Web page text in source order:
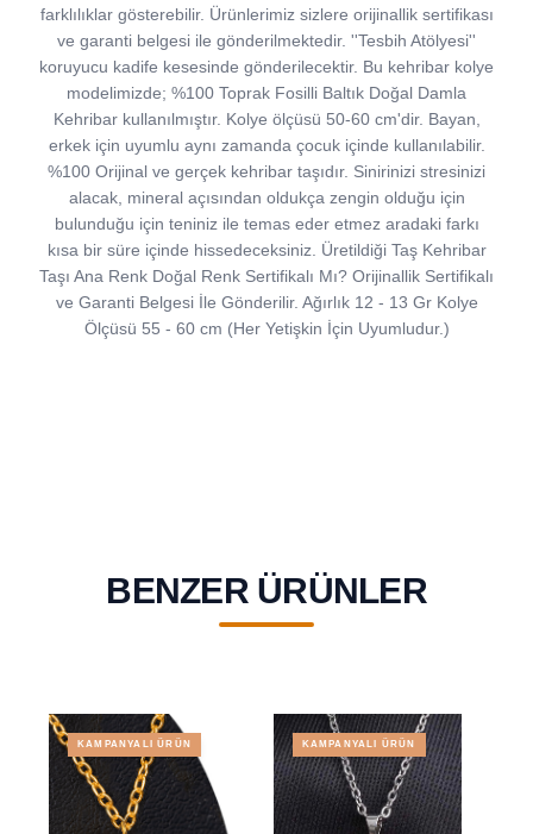
farklılıklar gösterebilir. Ürünlerimiz sizlere orijinallik sertifikası
ve garanti belgesi ile gönderilmektedir. ''Tesbih Atölyesi''
koruyucu kadife kesesinde gönderilecektir. Bu kehribar kolye
modelimizde; %100 Toprak Fosilli Baltık Doğal Damla
Kehribar kullanılmıştır. Kolye ölçüsü 50-60 cm'dir. Bayan,
erkek için uyumlu aynı zamanda çocuk içinde kullanılabilir.
%100 Orijinal ve gerçek kehribar taşıdır. Sinirinizi stresinizi
alacak, mineral açısından oldukça zengin olduğu için
bulunduğu için teniniz ile temas eder etmez aradaki farkı
kısa bir süre içinde hissedeceksiniz. Üretildiği Taş Kehribar
Taşı Ana Renk Doğal Renk Sertifikalı Mı? Orijinallik Sertifikalı
ve Garanti Belgesi İle Gönderilir. Ağırlık 12 - 13 Gr Kolye
Ölçüsü 55 - 60 cm (Her Yetişkin İçin Uyumludur.)
BENZER ÜRÜNLER
KAMPANYALI ÜRÜN KAMPANYALI ÜRÜN